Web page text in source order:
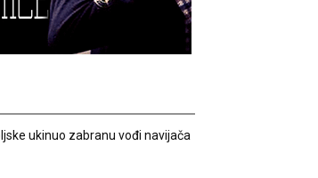
ukinuo zabranu vođi navijača